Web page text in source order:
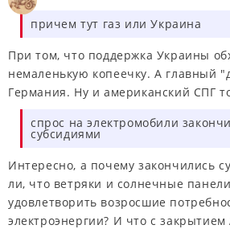
причем тут газ или Украина
При том, что поддержка Украины
немаленькую копеечку. А главный
Германия. Ну и американский СПГ
спрос на электромобили
субсидиями
Интересно, а почему закончились
ли, что ветряки и солнечные
удовлетворить возросшие
электроэнергии? И что с